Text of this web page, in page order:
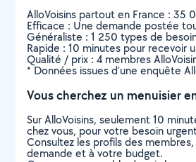
AlloVoisins partout en France : 35
Efficace : Une demande postée
Généraliste : 1 250 types de
Rapide : 10 minutes pour recevoir
Qualité / prix : 4 membres
* Données issues d’une enquête
Vous cherchez un menuisier
Sur AlloVoisins, seulement 10
chez vous, pour votre besoin
Consultez les profils des
demande et à votre budget.